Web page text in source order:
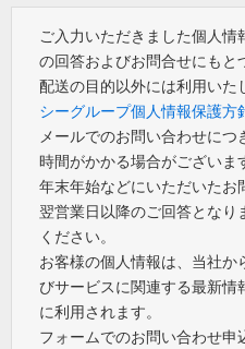
ご入力いただきました個人
の回答およびお問合せにもと
配送の目的以外には利用いた
シーグループ個人情報保護方
メールでのお問い合わせに
時間がかかる場合がございま
年末年始などにいただいたお
翌営業日以降のご回答とな
ください。
お客様の個人情報は、当社か
びサービスに関連する最新情
に利用されます。
フォームでのお問い合わせ申